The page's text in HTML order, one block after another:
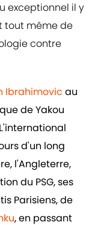
exceptionnel il y
tout même de
contre
Ibrahimovic au
de Yakou
d'un long
l'Angleterre,
du PSG, ses
Parisiens, de
, en passant